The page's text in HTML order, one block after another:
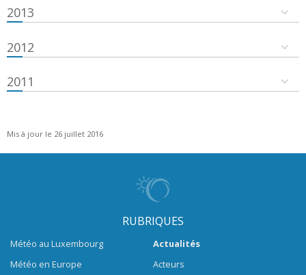
2013
2012
2011
Mis à jour le 26 juillet 2016
RUBRIQUES
Météo au Luxembourg
Météo en Europe
Actualités
Acteurs